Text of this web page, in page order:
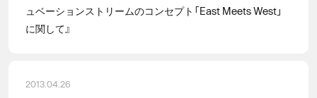
ュベーションストリームのコンセプト「East Meets West」
に関して』
2013.04.26